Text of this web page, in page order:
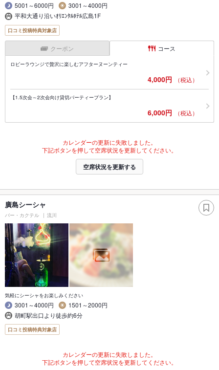
5001～6000円
3001～4000円
平和大通り沿いｵﾘｴﾝﾀﾙﾎﾃﾙ広島1F
口コミ投稿特典対象店
クーポン コース
ロビーラウンジで贅沢に楽しむアフターヌーンティー
4,000円 （税込）
【1.5次会～2次会向け貸切パーティープラン】
6,000円 （税込）
カレンダーの更新に失敗しました。
下記ボタンを押して空席状況を更新してください。
空席状況を更新する
廣島シーシャ
バー・カクテル 流川
気軽にシーシャをお楽しみください
3001～4000円
1501～2000円
胡町駅出口より徒歩約6分
口コミ投稿特典対象店
カレンダーの更新に失敗しました。
下記ボタンを押して空席状況を更新してください。